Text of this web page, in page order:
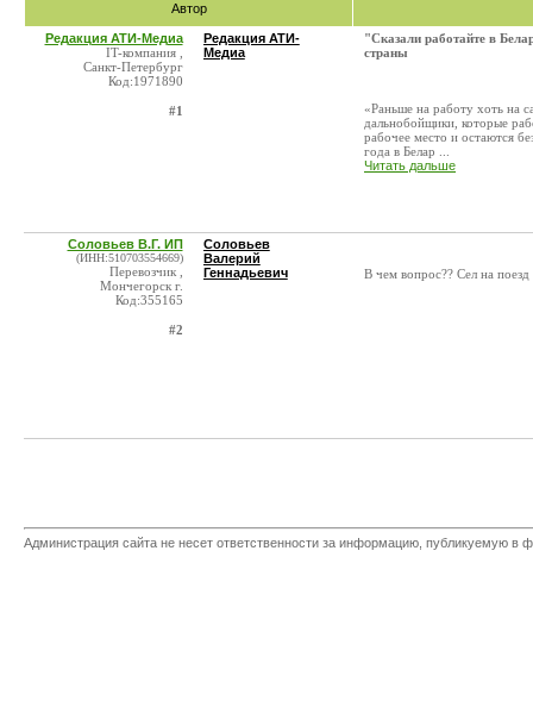
Автор
Редакция АТИ-Медиа
IT-компания ,
Санкт-Петербург
Код:1971890
#1
Редакция АТИ-
Медиа
"Сказали работайте в
страны
«Раньше на работу хоть на
дальнобойщики, которые
рабочее место и остаются
года в Белар ...
Читать дальше
Соловьев В.Г. ИП
(ИНН:510703554669)
Перевозчик ,
Мончегорск г.
Код:355165
#2
Соловьев
Валерий
Геннадьевич
В чем вопрос?? Сел на
Администрация сайта не несет ответственности за информацию, публикуемую